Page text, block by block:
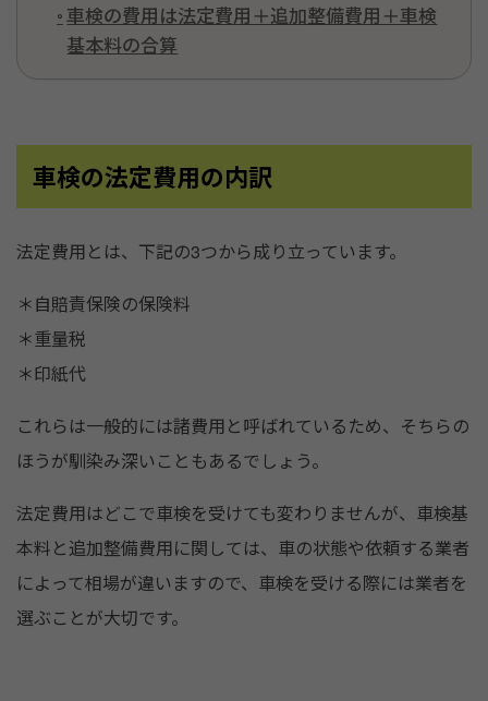
車検の費用は法定費用＋追加整備費用＋車検
基本料の合算
車検の法定費用の内訳
法定費用とは、下記の3つから成り立っています。
＊自賠責保険の保険料
＊重量税
＊印紙代
これらは一般的には諸費用と呼ばれているため、そちらの
ほうが馴染み深いこともあるでしょう。
法定費用はどこで車検を受けても変わりませんが、車検基
本料と追加整備費用に関しては、車の状態や依頼する業者
によって相場が違いますので、車検を受ける際には業者を
選ぶことが大切です。